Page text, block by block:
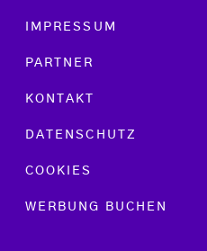
Footer menu
IMPRESSUM
PARTNER
KONTAKT
DATENSCHUTZ
COOKIES
WERBUNG BUCHEN